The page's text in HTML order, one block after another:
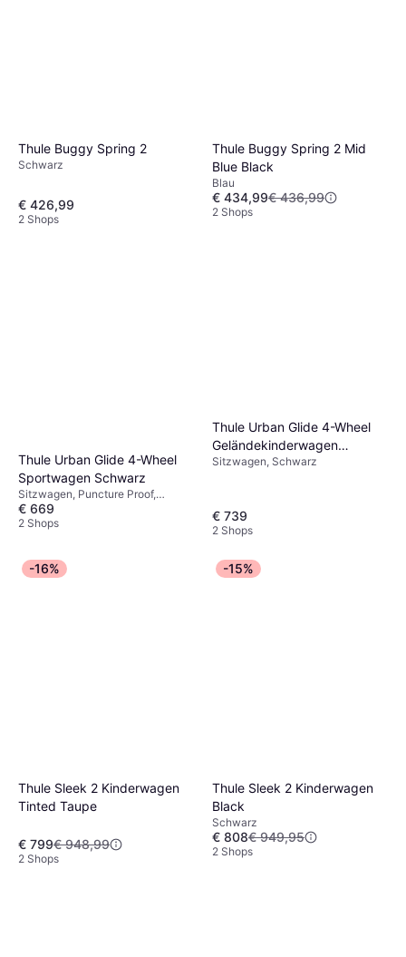
Thule Buggy Spring 2
Schwarz
€ 426,99
2 Shops
Thule Buggy Spring 2 Mid
Blue Black
Blau
€ 434,99€ 436,99
2 Shops
Thule Urban Glide 4-Wheel
Sportwagen Schwarz
Sitzwagen, Puncture Proof,
Verstellbare Fußstütze,
Einstellbarer Griff, Liegeposition,
Schwarz
€ 669
2 Shops
Thule Urban Glide 4-Wheel
Geländekinderwagen
Schwarz
Sitzwagen, Schwarz
€ 739
2 Shops
-16%
Thule Sleek 2 Kinderwagen
Tinted Taupe
€ 799€ 948,99
2 Shops
-15%
Thule Sleek 2 Kinderwagen
Black
Schwarz
€ 808€ 949,95
2 Shops